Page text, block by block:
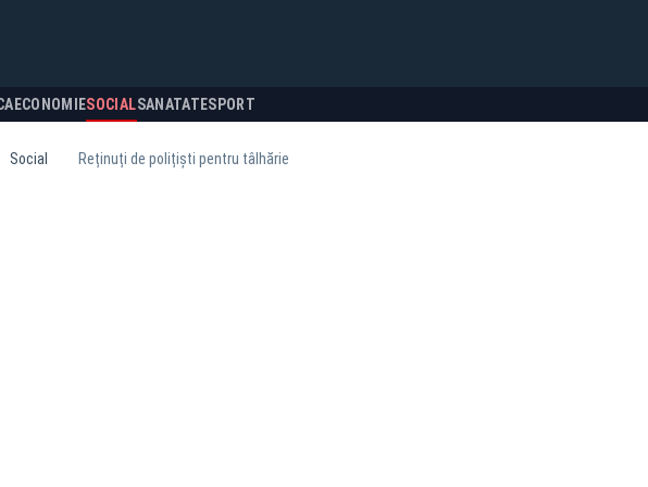
ECONOMIESOCIALSANATATESPORT
Social Reținuți de polițiști pentru tâlhărie